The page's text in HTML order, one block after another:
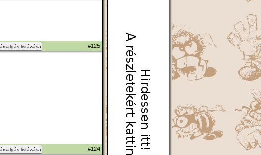
listázása #125
listázása #124